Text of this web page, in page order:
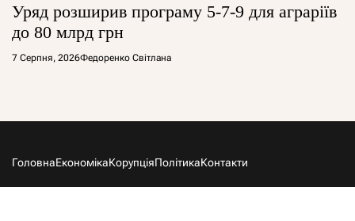
Уряд розширив програму 5-7-9 для аграріїв
до 80 млрд грн
7 Серпня, 2026Федоренко Світлана
ГоловнаЕкономікаКорупціяПолітикаКонтакти